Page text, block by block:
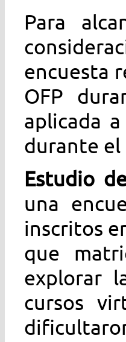
Para
encuesta
OFP
aplicada
durante el
Estudio
una
inscritos
que
explorar
cursos